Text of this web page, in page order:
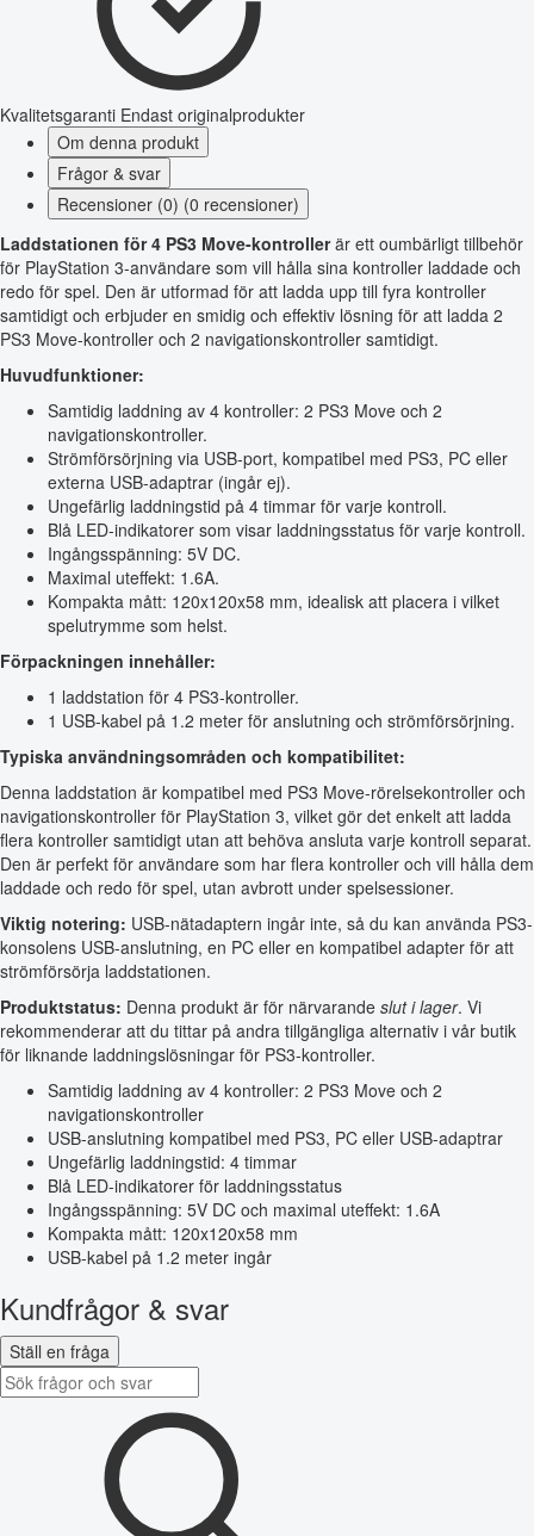
Kvalitetsgaranti Endast originalprodukter
Om denna produkt
Frågor & svar
Recensioner (0) (0 recensioner)
Laddstationen för 4 PS3 Move-kontrollerär ett oumbärligt tillbehör
för PlayStation 3-användare som vill hålla sina kontroller laddade och
redo för spel. Den är utformad för att ladda upp till fyra kontroller
samtidigt och erbjuder en smidig och effektiv lösning för att ladda 2
PS3 Move-kontroller och 2 navigationskontroller samtidigt.
Huvudfunktioner:
Samtidig laddning av 4 kontroller: 2 PS3 Move och 2
navigationskontroller.
Strömförsörjning via USB-port, kompatibel med PS3, PC eller
externa USB-adaptrar (ingår ej).
Ungefärlig laddningstid på 4 timmar för varje kontroll.
Blå LED-indikatorer som visar laddningsstatus för varje kontroll.
Ingångsspänning: 5V DC.
Maximal uteffekt: 1.6A.
Kompakta mått: 120x120x58 mm, idealisk att placera i vilket
spelutrymme som helst.
Förpackningen innehåller:
1 laddstation för 4 PS3-kontroller.
1 USB-kabel på 1.2 meter för anslutning och strömförsörjning.
Typiska användningsområden och kompatibilitet:
Denna laddstation är kompatibel med PS3 Move-rörelsekontroller och
navigationskontroller för PlayStation 3, vilket gör det enkelt att ladda
flera kontroller samtidigt utan att behöva ansluta varje kontroll separat.
Den är perfekt för användare som har flera kontroller och vill hålla dem
laddade och redo för spel, utan avbrott under spelsessioner.
Viktig notering: USB-nätadaptern ingår inte, så du kan använda PS3-
konsolens USB-anslutning, en PC eller en kompatibel adapter för att
strömförsörja laddstationen.
Produktstatus: Denna produkt är för närvarande slut i lager. Vi
rekommenderar att du tittar på andra tillgängliga alternativ i vår butik
för liknande laddningslösningar för PS3-kontroller.
Samtidig laddning av 4 kontroller: 2 PS3 Move och 2
navigationskontroller
USB-anslutning kompatibel med PS3, PC eller USB-adaptrar
Ungefärlig laddningstid: 4 timmar
Blå LED-indikatorer för laddningsstatus
Ingångsspänning: 5V DC och maximal uteffekt: 1.6A
Kompakta mått: 120x120x58 mm
USB-kabel på 1.2 meter ingår
Kundfrågor & svar
Ställ en fråga